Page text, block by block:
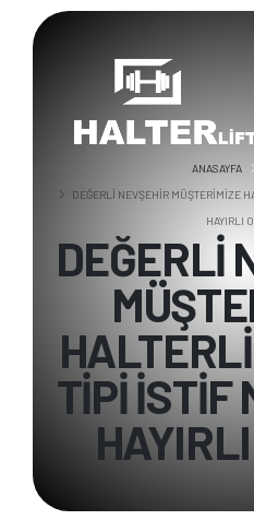
DEĞERLİ
TİPİ İSTİF
ANASAYFA
DEĞERLİ NEVŞEHİR MÜŞTERİMİZE
HAYIRLI